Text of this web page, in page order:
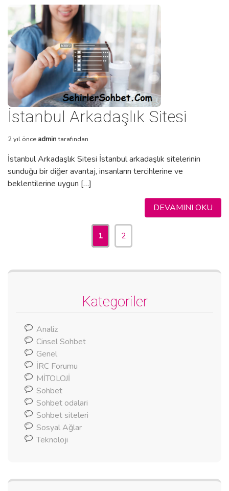
İstanbul Arkadaşlık Sitesi
2 yıl önce admintarafından
İstanbul Arkadaşlık Sitesi İstanbul arkadaşlık sitelerinin
sunduğu bir diğer avantaj, insanların tercihlerine ve
beklentilerine uygun […]
DEVAMINI OKU
1 2
Kategoriler
Analiz
Cinsel Sohbet
Genel
İRC Forumu
MİTOLOJİ
Sohbet
Sohbet odalari
Sohbet siteleri
Sosyal Ağlar
Teknoloji